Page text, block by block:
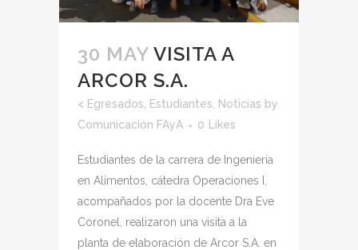
30 MAY VISITA A
ARCOR S.A.
< Egresados Estudiantes Noticias by
Comunicación FAyA
0 Likes
Estudiantes de la carrera de Ingeniería
en Alimentos, cátedra Operaciones I,
acompañados por la docente Dra Eve
Coronel, realizaron una visita a la
planta de elaboración de Arcor S.A. en